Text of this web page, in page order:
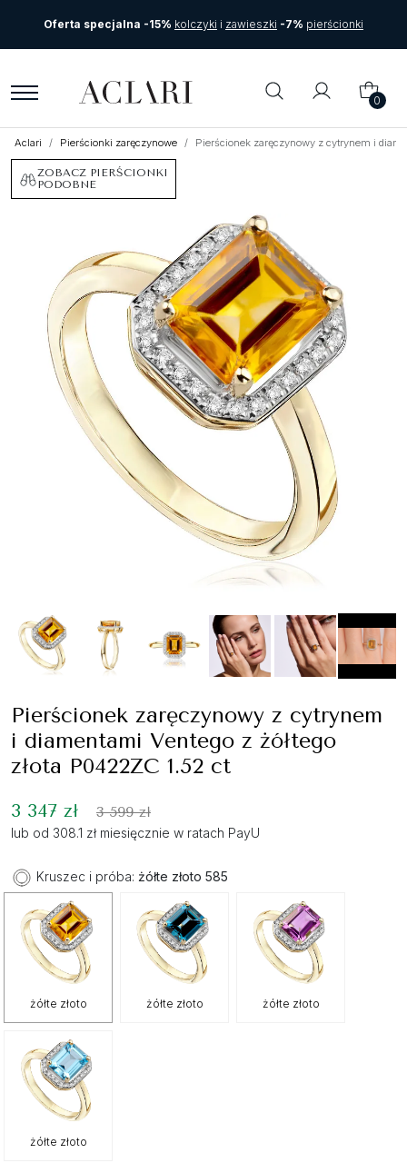
Oferta specjalna -15% kolczyki i zawieszki -7% pierścionki
0
Aclari Pierścionki zaręczynowe Pierścionek zaręczynowy z cytrynem i
ZOBACZ PIERŚCIONKI
PODOBNE
Pierścionek zaręczynowy z cytrynem
i diamentami Ventego z żółtego
złota P0422ZC 1.52 ct
3 347 zł 3 599 zł
lub od 308.1 zł miesięcznie w ratach PayU
Kruszec i próba: żółte złoto 585
żółte złoto żółte złoto żółte złoto
żółte złoto